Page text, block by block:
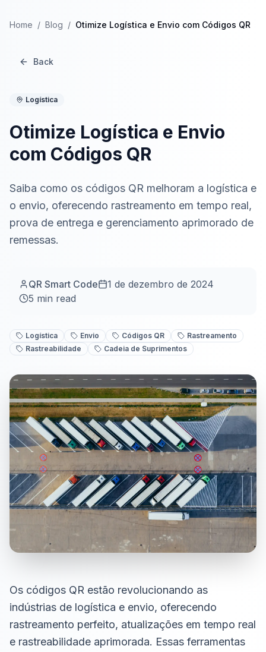
Home / Blog / Otimize Logística e Envio com Códigos QR
Back
Logística
Otimize Logística e Envio
com Códigos QR
Saiba como os códigos QR melhoram a logística e
o envio, oferecendo rastreamento em tempo real,
prova de entrega e gerenciamento aprimorado de
remessas.
QR Smart Code
1 de dezembro de 2024
5 min read
Logística Envio Códigos QR
Rastreamento
Rastreabilidade
Cadeia de Suprimentos
Os códigos QR estão revolucionando as
indústrias de logística e envio, oferecendo
rastreamento perfeito, atualizações em tempo real
e rastreabilidade aprimorada. Essas ferramentas